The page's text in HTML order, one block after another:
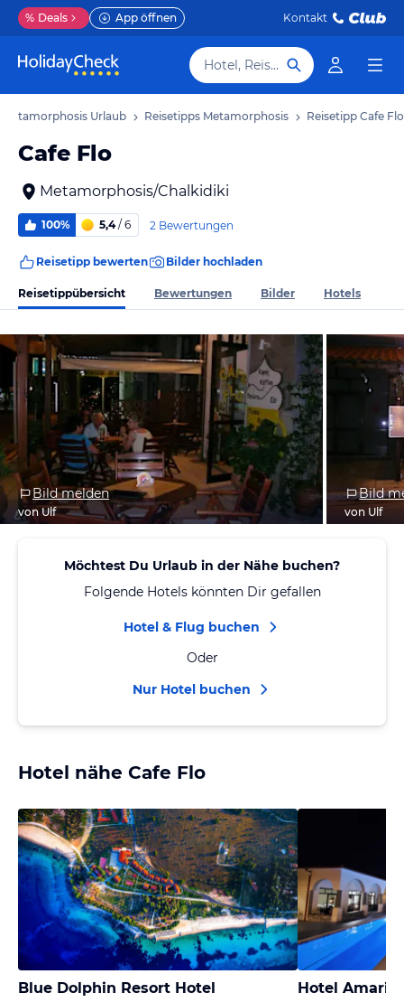
% Deals App öffnen Kontakt
Hotel, Reiseziel
Metamorphosis Urlaub Reisetipps Metamorphosis Reisetipp Cafe Flo
Cafe Flo
Metamorphosis/Chalkidiki
100% 5,4/ 6 2 Bewertungen
Reisetipp bewerten Bilder hochladen
Reisetippübersicht Bewertungen Bilder Hotels
Bild melden
von Ulf
Bild
von Ulf
Möchtest Du Urlaub in der Nähe buchen?
Folgende Hotels könnten Dir gefallen
Hotel & Flug buchen
Oder
Nur Hotel buchen
Hotel nähe Cafe Flo
Blue Dolphin Resort Hotel Hotel Amari